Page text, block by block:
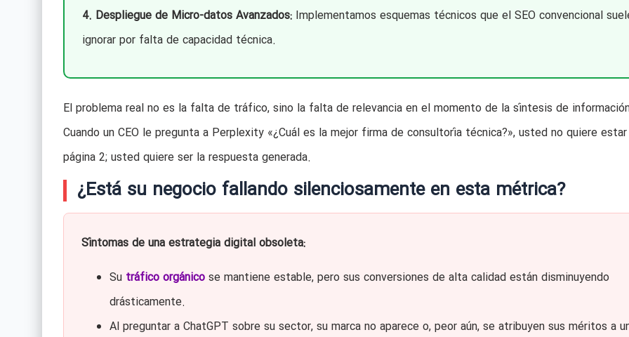
4. Despliegue de Micro-datos Avanzados:Implementamos esquemas técnicos que el SEO convencional
ignorar por falta de capacidad técnica.
El problema real no es la falta de tráfico, sino la falta de relevancia en el momento de la síntesis de
Cuando un CEO le pregunta a Perplexity «¿Cuál es la mejor firma de consultoría técnica?», usted no quiere
página 2; usted quiere ser la respuesta generada.
¿Está su negocio fallando silenciosamente en esta métrica?
Síntomas de una estrategia digital obsoleta:
Su tráfico orgánicose mantiene estable, pero sus conversiones de alta calidad están disminuyendo
drásticamente.
Al preguntar a ChatGPT sobre su sector, su marca no aparece o, peor aún, se atribuyen sus méritos a